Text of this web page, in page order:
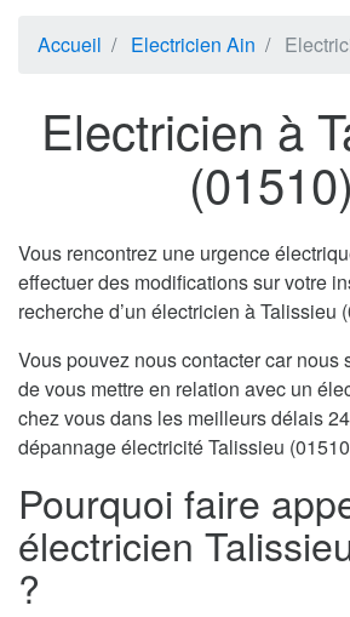
Accueil Electricien Ain
Electricien à
(01510)
Vous rencontrez une urgence
effectuer des modifications sur votre
recherche d’un électricien à Talissieu
Vous pouvez nous contacter car nous
de vous mettre en relation avec un
chez vous dans les meilleurs délais
dépannage électricité Talissieu
Pourquoi faire
électricien
?